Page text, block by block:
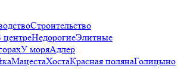
Строительство
центреНедорогиеЭлитные
У моряАдлер
МацестаХостаКрасная полянаГолицыно